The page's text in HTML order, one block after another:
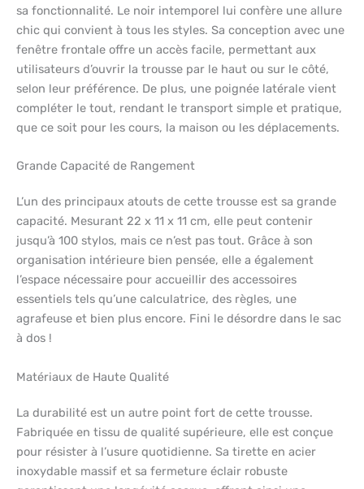
sa fonctionnalité. Le noir intemporel lui confère une allure
chic qui convient à tous les styles. Sa conception avec une
fenêtre frontale offre un accès facile, permettant aux
utilisateurs d’ouvrir la trousse par le haut ou sur le côté,
selon leur préférence. De plus, une poignée latérale vient
compléter le tout, rendant le transport simple et pratique,
que ce soit pour les cours, la maison ou les déplacements.
Grande Capacité de Rangement
L’un des principaux atouts de cette trousse est sa grande
capacité. Mesurant 22 x 11 x 11 cm, elle peut contenir
jusqu’à 100 stylos, mais ce n’est pas tout. Grâce à son
organisation intérieure bien pensée, elle a également
l’espace nécessaire pour accueillir des accessoires
essentiels tels qu’une calculatrice, des règles, une
agrafeuse et bien plus encore. Fini le désordre dans le sac
à dos !
Matériaux de Haute Qualité
La durabilité est un autre point fort de cette trousse.
Fabriquée en tissu de qualité supérieure, elle est conçue
pour résister à l’usure quotidienne. Sa tirette en acier
inoxydable massif et sa fermeture éclair robuste